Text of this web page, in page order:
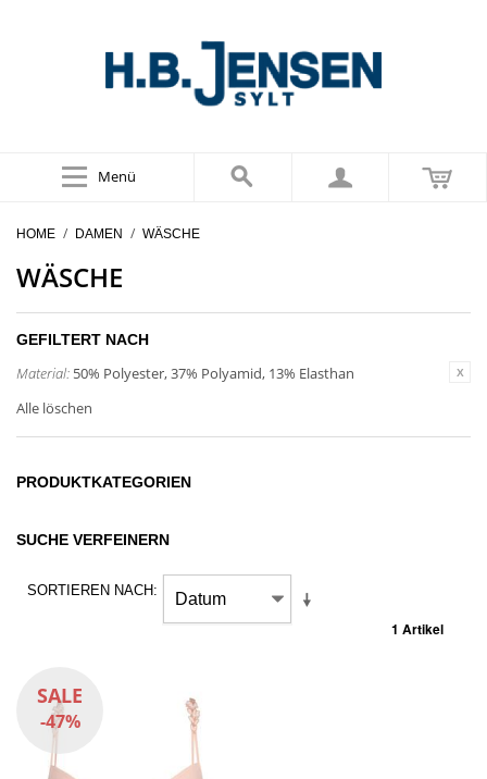
Menü
HOME / DAMEN / WÄSCHE
WÄSCHE
GEFILTERT NACH
Material: 50% Polyester, 37% Polyamid, 13% Elasthan
Alle löschen
PRODUKTKATEGORIEN
SUCHE VERFEINERN
SORTIEREN NACH
1 Artikel
SALE
-47%